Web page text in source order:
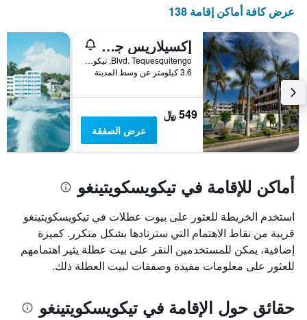
الذي
أيام
الأسبوع.
يتضمن
المخطط
التالي
1
محور
Y
الذي
سعر
غرفة
عرض كافة أماكن إقامة 138
إكسيلاريس جراند ريزورت كونفينشنز آند سبا
Blvd. Tequesquitengo, تيكويسكويتينغو, ولاية موريلوس, المكسيك
3.6 كيلومتر عن وسط المدينة
549 ﷼
عرض الصفقة
أماكن للإقامة في تيكويسكويتينغو
استخدم الخريطة للعثور على بيوت عطلات في تيكويسكويتينغو
قريبة من نقاط الاهتمام التي سترتادها بشكل متكرر. كميزة
إضافية، يمكن للمستخدمين النقر على بيت عطلة يثير اهتمامهم
للعثور على معلومات مفيدة وصفقات لبيت العطلة ذلك.
حقائق حول الإقامة في تيكويسكويتينغو